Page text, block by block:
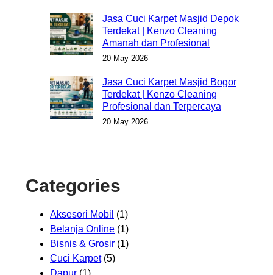
Jasa Cuci Karpet Masjid Depok
Terdekat | Kenzo Cleaning
Amanah dan Profesional
20 May 2026
Jasa Cuci Karpet Masjid Bogor
Terdekat | Kenzo Cleaning
Profesional dan Terpercaya
20 May 2026
Categories
Aksesori Mobil (1)
Belanja Online (1)
Bisnis & Grosir (1)
Cuci Karpet(5)
Dapur (1)